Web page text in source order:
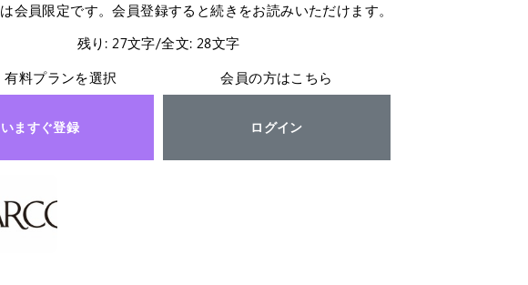
会員限定です。会員登録すると続きをお読みいただけます。
残り: 27文字/全文: 28文字
有料プランを選択
いますぐ登録
会員の方はこちら
ログイン